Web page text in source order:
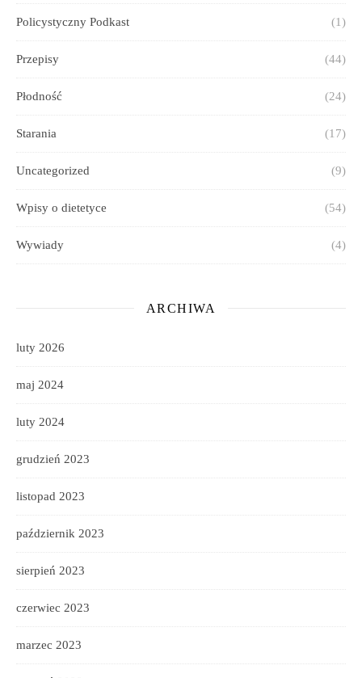
Policystyczny Podkast (1)
Przepisy (44)
Płodność (24)
Starania (17)
Uncategorized (9)
Wpisy o dietetyce (54)
Wywiady (4)
ARCHIWA
luty 2026
maj 2024
luty 2024
grudzień 2023
listopad 2023
październik 2023
sierpień 2023
czerwiec 2023
marzec 2023